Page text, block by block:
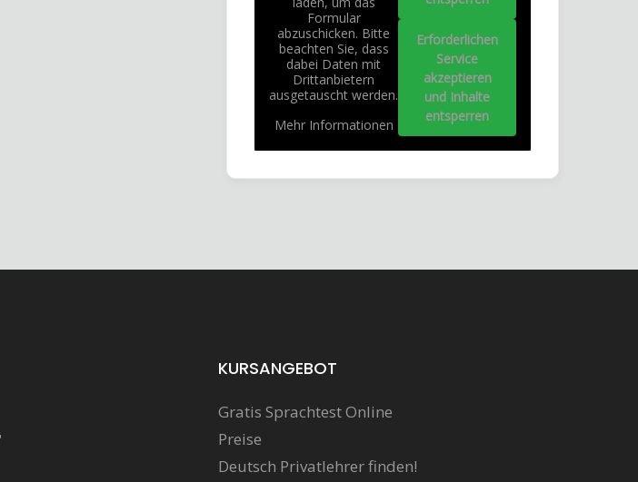
Formular
abzuschicken. Bitte
beachten Sie, dass
dabei Daten mit
Drittanbietern
ausgetauscht werden.
Mehr Informationen
Erforderlichen
Service
akzeptieren
und Inhalte
entsperren
KURSANGEBOT
Gratis Sprachtest Online
Preise
Deutsch Privatlehrer finden!